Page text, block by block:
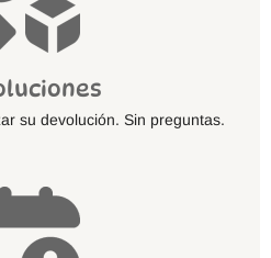
su devolución. Sin preguntas.